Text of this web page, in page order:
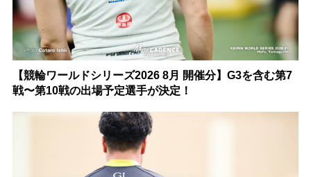
【競輪ワールドシリーズ2026 8月 開催分】G3を含む第7
戦〜第10戦の出場予定選手が決定！